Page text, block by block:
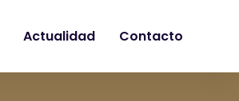
Actualidad Contacto